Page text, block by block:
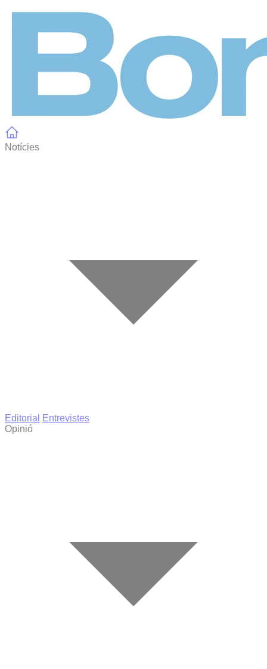
Notícies
Editorial
Entrevistes
Opinió